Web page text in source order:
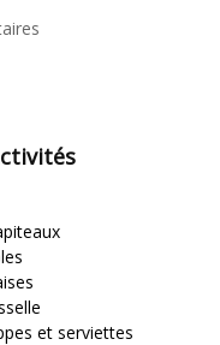
et serviettes